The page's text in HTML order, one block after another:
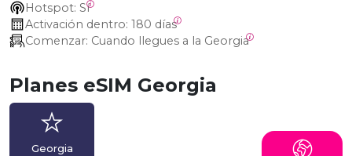
Hotspot: Sí
Activación dentro: 180 días
Comenzar: Cuando llegues a la Georgia
Planes eSIM Georgia
Georgia